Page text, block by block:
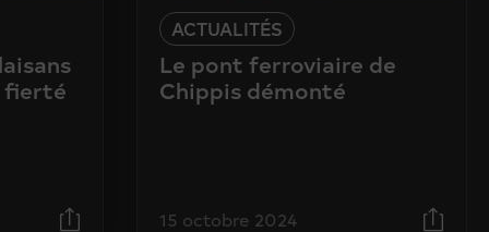
fierté
ACTUALITÉS
Le pont ferroviaire de
Chippis démonté
15 octobre 2024